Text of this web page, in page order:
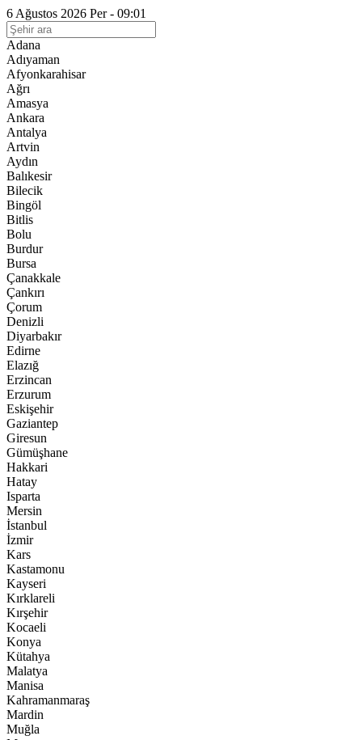
6 Ağustos 2026 Per - 09:01
Adana
Adıyaman
Afyonkarahisar
Ağrı
Amasya
Ankara
Antalya
Artvin
Aydın
Balıkesir
Bilecik
Bingöl
Bitlis
Bolu
Burdur
Bursa
Çanakkale
Çankırı
Çorum
Denizli
Diyarbakır
Edirne
Elazığ
Erzincan
Erzurum
Eskişehir
Gaziantep
Giresun
Gümüşhane
Hakkari
Hatay
Isparta
Mersin
İstanbul
İzmir
Kars
Kastamonu
Kayseri
Kırklareli
Kırşehir
Kocaeli
Konya
Kütahya
Malatya
Manisa
Kahramanmaraş
Mardin
Muğla